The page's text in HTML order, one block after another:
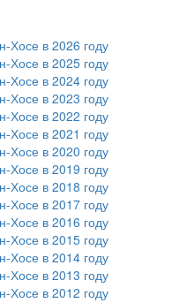
Хосе в 2026 году
Хосе в 2025 году
Хосе в 2024 году
Хосе в 2023 году
Хосе в 2022 году
Хосе в 2021 году
Хосе в 2020 году
Хосе в 2019 году
Хосе в 2018 году
Хосе в 2017 году
Хосе в 2016 году
Хосе в 2015 году
Хосе в 2014 году
Хосе в 2013 году
Хосе в 2012 году